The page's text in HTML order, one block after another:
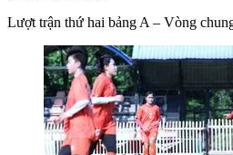
Lượt trận thứ hai bảng A – Vòng